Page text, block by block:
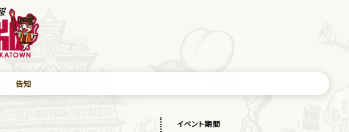
告知
イベント期間